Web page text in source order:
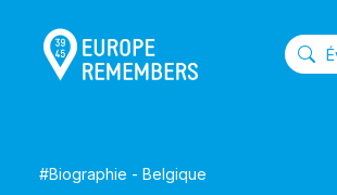
#Biographie - Belgique